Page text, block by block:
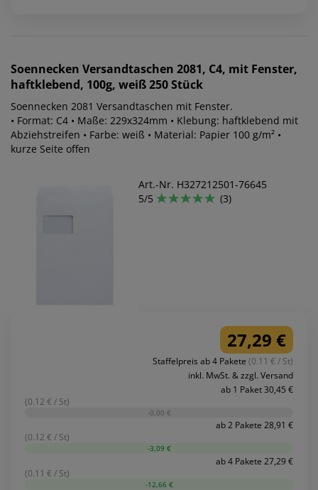
Soennecken Versandtaschen 2081, C4, mit Fenster,
haftklebend, 100g, weiß 250 Stück
Soennecken 2081 Versandtaschen mit Fenster.
• Format: C4 • Maße: 229x324mm • Klebung: haftklebend mit
Abziehstreifen • Farbe: weiß • Material: Papier 100 g/m² •
kurze Seite offen
Art.-Nr. H327212501-76645
5/5
(3)
27,29 €
Staffelpreis ab 4 Pakete (0.11 € / St)
inkl. MwSt. & zzgl. Versand
ab 1 Paket 30,45 €
(0.12 € / St)
-0,00 €
ab 2 Pakete 28,91 €
(0.12 € / St)
-3,09 €
ab 4 Pakete 27,29 €
(0.11 € / St)
-12,66 €